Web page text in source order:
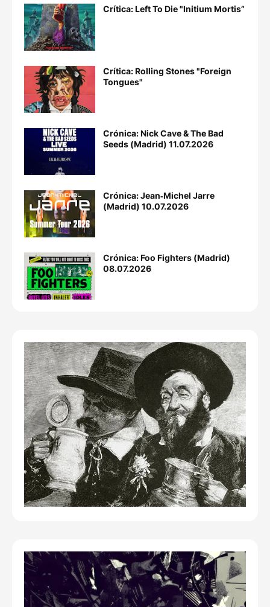
Crítica: Left To Die "Initium Mortis”
Crítica: Rolling Stones "Foreign
Tongues"
Crónica: Nick Cave & The Bad
Seeds (Madrid) 11.07.2026
Crónica: Jean‐Michel Jarre
(Madrid) 10.07.2026
Crónica: Foo Fighters (Madrid)
08.07.2026